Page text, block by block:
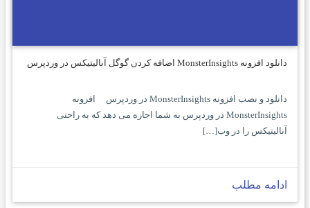
دانلود افزونه MonsterInsights اضافه کردن گوگل آنالیتیکس در وردپرس
دانلود و نصب افزونه MonsterInsights در وردپرس افزونه
MonsterInsights در وردپرس به شما اجازه می دهد که به راحتی
آنالیتیکس را در وب[…]
ادامه مطلب